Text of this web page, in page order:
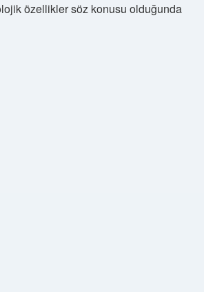
özellikler söz konusu olduğunda